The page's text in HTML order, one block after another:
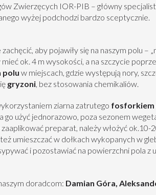
Zwierzęcych IOR-PIB – główny
wyżej podchodzi bardzo sceptycznie.
aby pojawiły się na naszym polu –
ok. 4 m wysokości, a na szczycie
polu w miejscach, gdzie występują nory,
gryzoni, bez stosowania chemikaliów.
ziarna zatrutego fosforkiem
użyć jednorazowo, poza sezonem
preparat, należy włożyć
umieszczać w dołkach wykopanych w
i pozostawiać na powierzchni pola
doradcom: Damian Góra,